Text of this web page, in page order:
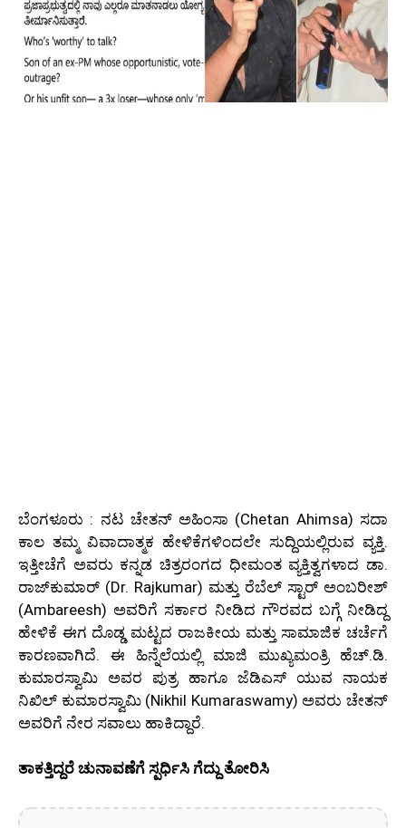
ಬೆಂಗಳೂರು : ನಟ ಚೇತನ್ ಅಹಿಂಸಾ (Chetan Ahimsa) ಸದಾ
ಕಾಲ ತಮ್ಮ ವಿವಾದಾತ್ಮಕ ಹೇಳಿಕೆಗಳಿಂದಲೇ ಸುದ್ದಿಯಲ್ಲಿರುವ ವ್ಯಕ್ತಿ.
ಇತ್ತೀಚೆಗೆ ಅವರು ಕನ್ನಡ ಚಿತ್ರರಂಗದ ಧೀಮಂತ ವ್ಯಕ್ತಿತ್ವಗಳಾದ ಡಾ.
ರಾಜ್‌ಕುಮಾರ್ (Dr. Rajkumar) ಮತ್ತು ರೆಬೆಲ್ ಸ್ಟಾರ್ ಅಂಬರೀಶ್
(Ambareesh) ಅವರಿಗೆ ಸರ್ಕಾರ ನೀಡಿದ ಗೌರವದ ಬಗ್ಗೆ ನೀಡಿದ್ದ
ಹೇಳಿಕೆ ಈಗ ದೊಡ್ಡ ಮಟ್ಟದ ರಾಜಕೀಯ ಮತ್ತು ಸಾಮಾಜಿಕ ಚರ್ಚೆಗೆ
ಕಾರಣವಾಗಿದೆ. ಈ ಹಿನ್ನೆಲೆಯಲ್ಲಿ ಮಾಜಿ ಮುಖ್ಯಮಂತ್ರಿ ಹೆಚ್.ಡಿ.
ಕುಮಾರಸ್ವಾಮಿ ಅವರ ಪುತ್ರ ಹಾಗೂ ಜೆಡಿಎಸ್ ಯುವ ನಾಯಕ
ನಿಖಿಲ್ ಕುಮಾರಸ್ವಾಮಿ (Nikhil Kumaraswamy) ಅವರು ಚೇತನ್
ಅವರಿಗೆ ನೇರ ಸವಾಲು ಹಾಕಿದ್ದಾರೆ.
ತಾಕತ್ತಿದ್ದರೆ ಚುನಾವಣೆಗೆ ಸ್ಪರ್ಧಿಸಿ ಗೆದ್ದು ತೋರಿಸಿ